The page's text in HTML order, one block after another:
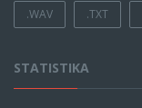
.WAV .TXT
STATISTIKA